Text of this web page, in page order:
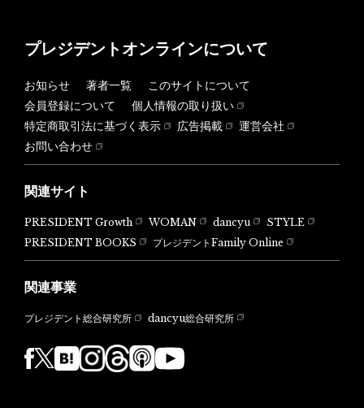
プレジデントオンラインについて
お知らせ 著者一覧
このサイトについて
会員登録について
個人情報の取り扱い
特定商取引法に基づく表示
広告掲載
運営会社
お問い合わせ
関連サイト
PRESIDENT Growth WOMAN dancyu
STYLE
PRESIDENT BOOKS
プレジデントFamily Online
関連事業
プレジデント総合研究所 dancyu総合研究所